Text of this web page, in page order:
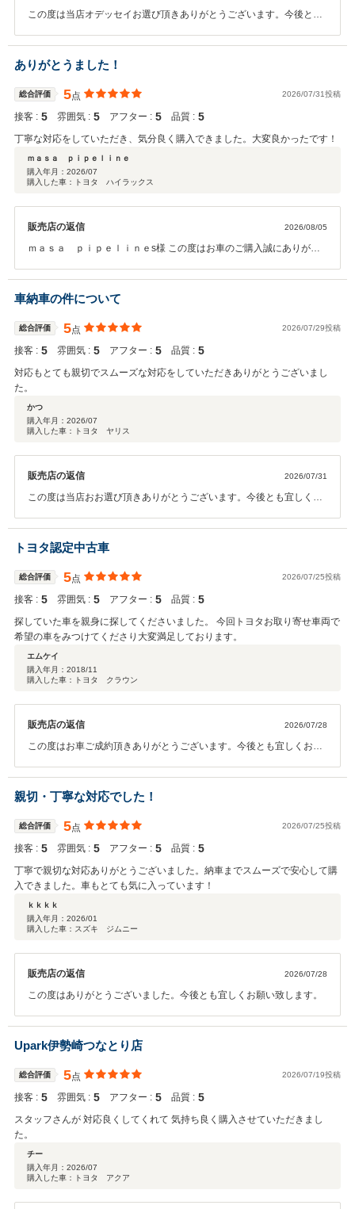
この度は当店オデッセイお選び頂きありがとうございます。今後とも
ありがとうました！
総合評価 5点 2026/07/31投稿
接客 : 5 雰囲気 : 5 アフター : 5 品質 : 5
丁寧な対応をしていただき、気分良く購入できました。大変良かったです！
ｍａｓａ ｐｉｐｅｌｉｎｅ
購入年月： 2026/07
購入した車：トヨタ ハイラックス
販売店の返信 2026/08/05
ｍａｓａ ｐｉｐｅｌｉｎｅs様 この度はお車のご購入誠にありがと
後も誠心誠意ご対応させていただきますので何卒宜しくお願い致しま
す。また、機会がありました是非ともよろしくお願いいたします。
車納車の件について
総合評価 5点 2026/07/29投稿
接客 : 5 雰囲気 : 5 アフター : 5 品質 : 5
対応もとても親切でスムーズな対応をしていただきありがとうございまし
た。
かつ
購入年月： 2026/07
購入した車：トヨタ ヤリス
販売店の返信 2026/07/31
この度は当店おお選び頂きありがとうございます。今後とも宜しくお
トヨタ認定中古車
総合評価 5点 2026/07/25投稿
接客 : 5 雰囲気 : 5 アフター : 5 品質 : 5
探していた車を親身に探してくださいました。 今回トヨタお取り寄せ車両で
希望の車をみつけてくださり大変満足しております。
エムケイ
購入年月： 2018/11
購入した車：トヨタ クラウン
販売店の返信 2026/07/28
この度はお車ご成約頂きありがとうございます。今後とも宜しくお願
親切・丁寧な対応でした！
総合評価 5点 2026/07/25投稿
接客 : 5 雰囲気 : 5 アフター : 5 品質 : 5
丁寧で親切な対応ありがとうございました。納車までスムーズで安心して購
入できました。車もとても気に入っています！
ｋｋｋｋ
購入年月： 2026/01
購入した車：スズキ ジムニー
販売店の返信 2026/07/28
この度はありがとうございました。今後とも宜しくお願い致します。
Upark伊勢崎つなとり店
総合評価 5点 2026/07/19投稿
接客 : 5 雰囲気 : 5 アフター : 5 品質 : 5
スタッフさんが 対応良くしてくれて 気持ち良く購入させていただきまし
た。
チー
購入年月： 2026/07
購入した車：トヨタ アクア